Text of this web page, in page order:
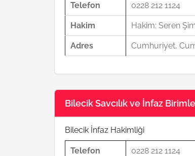
Telefon 0228 212 1124
Hakim Hakim: Seren
Adres Cumhuriyet,
Bilecik Savcılık ve İnfaz
Bilecik İnfaz Hakimliği
Telefon 0228 212 1124